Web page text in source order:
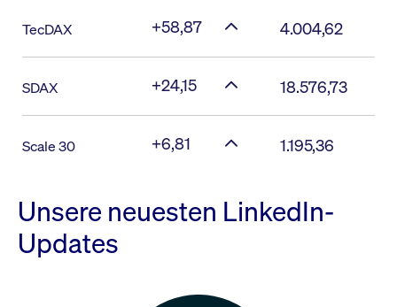
TecDAX +58,87 4.004,62
SDAX +24,15 18.576,73
Scale 30 +6,81 1.195,36
Unsere neuesten LinkedIn-
Updates